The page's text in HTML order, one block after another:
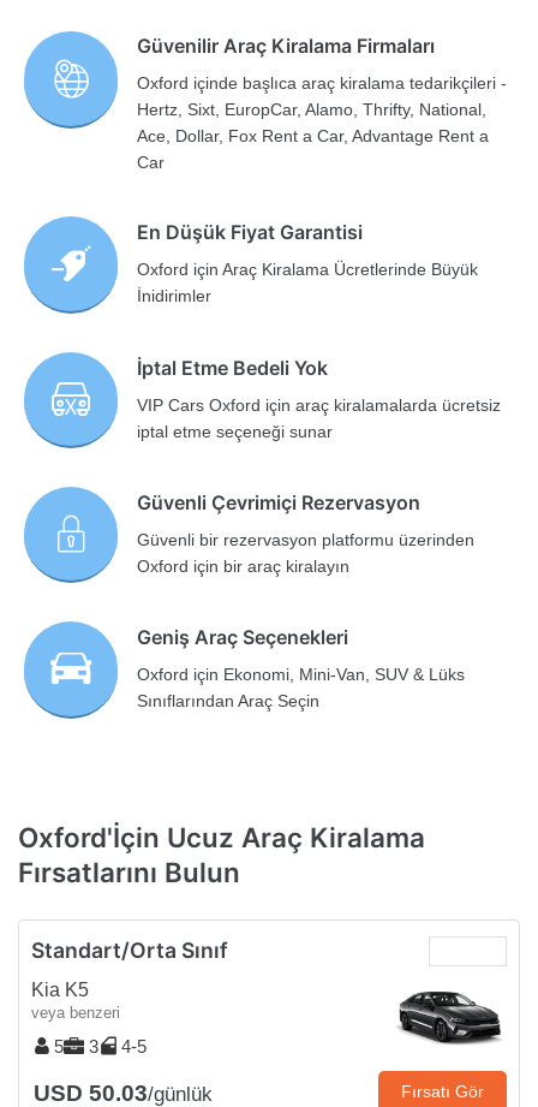
Güvenilir Araç Kiralama Firmaları
Oxford içinde başlıca araç kiralama tedarikçileri -
Hertz, Sixt, EuropCar, Alamo, Thrifty, National,
Ace, Dollar, Fox Rent a Car, Advantage Rent a
Car
En Düşük Fiyat Garantisi
Oxford için Araç Kiralama Ücretlerinde Büyük
İnidirimler
İptal Etme Bedeli Yok
VIP Cars Oxford için araç kiralamalarda ücretsiz
iptal etme seçeneği sunar
Güvenli Çevrimiçi Rezervasyon
Güvenli bir rezervasyon platformu üzerinden
Oxford için bir araç kiralayın
Geniş Araç Seçenekleri
Oxford için Ekonomi, Mini-Van, SUV & Lüks
Sınıflarından Araç Seçin
Oxford'İçin Ucuz Araç Kiralama
Fırsatlarını Bulun
Standart/Orta Sınıf
Kia K5
veya benzeri
5 3 4-5
USD 50.03/günlük Fırsatı Gör